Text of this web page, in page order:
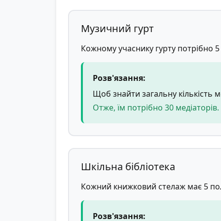
Музичний гурт
Кожному учаснику гурту потрібно 5
Розв'язання:
Щоб знайти загальну кількість
Отже, їм потрібно 30 медіаторів.
Шкільна бібліотека
Кожний книжковий стелаж має 5
Розв'язання: